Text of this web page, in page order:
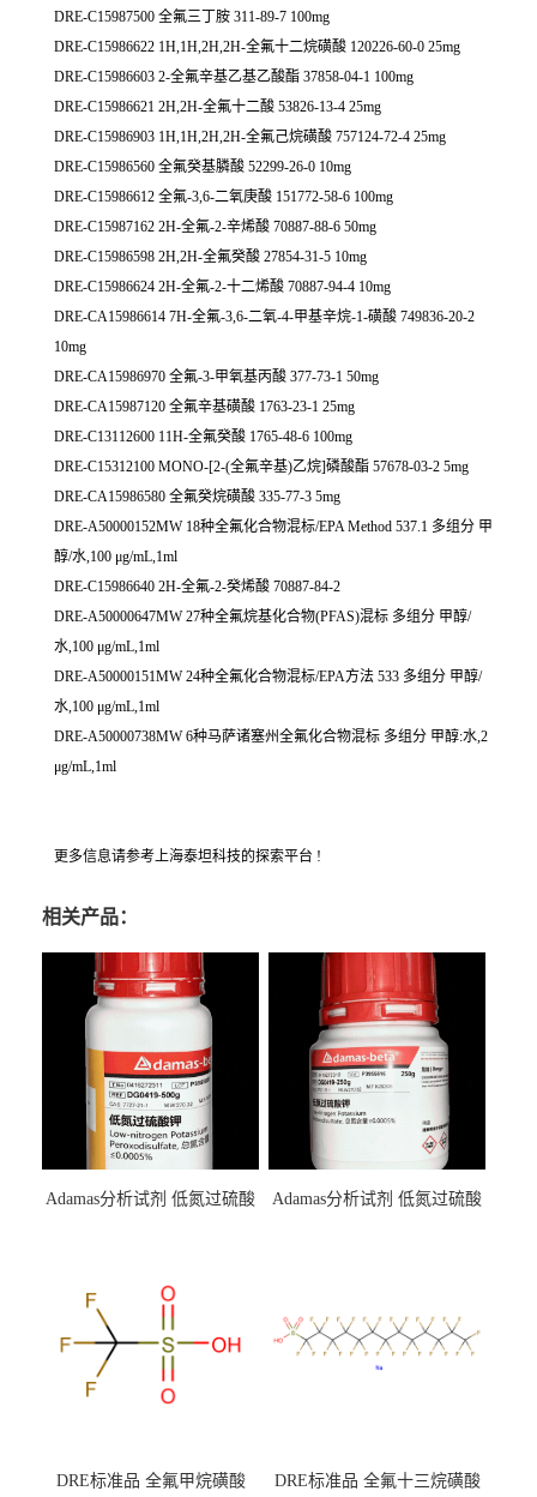
DRE-C15987500 全氟三丁胺 311-89-7 100mg
DRE-C15986622 1H,1H,2H,2H-全氟十二烷磺酸 120226-60-0 25mg
DRE-C15986603 2-全氟辛基乙基乙酸酯 37858-04-1 100mg
DRE-C15986621 2H,2H-全氟十二酸 53826-13-4 25mg
DRE-C15986903 1H,1H,2H,2H-全氟己烷磺酸 757124-72-4 25mg
DRE-C15986560 全氟癸基膦酸 52299-26-0 10mg
DRE-C15986612 全氟-3,6-二氧庚酸 151772-58-6 100mg
DRE-C15987162 2H-全氟-2-辛烯酸 70887-88-6 50mg
DRE-C15986598 2H,2H-全氟癸酸 27854-31-5 10mg
DRE-C15986624 2H-全氟-2-十二烯酸 70887-94-4 10mg
DRE-CA15986614 7H-全氟-3,6-二氧-4-甲基辛烷-1-磺酸 749836-20-2
10mg
DRE-CA15986970 全氟-3-甲氧基丙酸 377-73-1 50mg
DRE-CA15987120 全氟辛基磺酸 1763-23-1 25mg
DRE-C13112600 11H-全氟癸酸 1765-48-6 100mg
DRE-C15312100 MONO-[2-(全氟辛基)乙烷]磷酸酯 57678-03-2 5mg
DRE-CA15986580 全氟癸烷磺酸 335-77-3 5mg
DRE-A50000152MW 18种全氟化合物混标/EPA Method 537.1 多组分 甲
醇/水,100 μg/mL,1ml
DRE-C15986640 2H-全氟-2-癸烯酸 70887-84-2
DRE-A50000647MW 27种全氟烷基化合物(PFAS)混标 多组分 甲醇/
水,100 μg/mL,1ml
DRE-A50000151MW 24种全氟化合物混标/EPA方法 533 多组分 甲醇/
水,100 μg/mL,1ml
DRE-A50000738MW 6种马萨诸塞州全氟化合物混标 多组分 甲醇:水,2
μg/mL,1ml
更多信息请参考上海泰坦科技的探索平台 !
相关产品：
Adamas分析试剂 低氮过硫酸
（泰坦现货供应）
Adamas分析试剂 低氮过硫酸
DRE标准品 全氟甲烷磺酸 DRE标准品 全氟十三烷磺酸